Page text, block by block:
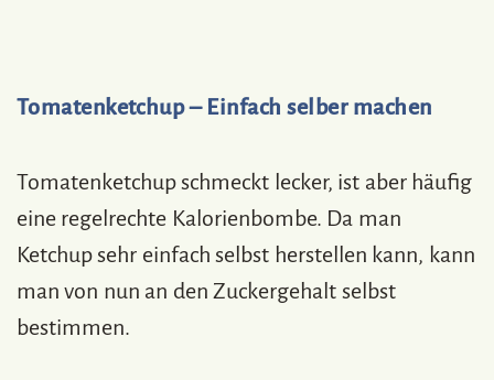
Tomatenketchup – Einfach selber machen
Tomatenketchup schmeckt lecker, ist aber häufig
eine regelrechte Kalorienbombe. Da man
Ketchup sehr einfach selbst herstellen kann, kann
man von nun an den Zuckergehalt selbst
bestimmen.